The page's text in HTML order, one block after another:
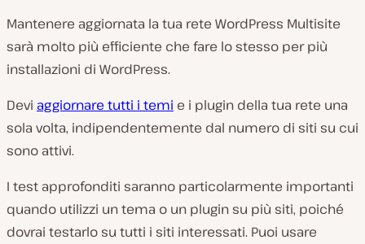
Mantenere aggiornata la tua rete WordPress Multisite
sarà molto più efficiente che fare lo stesso per più
installazioni di WordPress.
Devi aggiornare tutti i temi e i plugin della tua rete una
sola volta, indipendentemente dal numero di siti su cui
sono attivi.
I test approfonditi saranno particolarmente importanti
quando utilizzi un tema o un plugin su più siti, poiché
dovrai testarlo su tutti i siti interessati. Puoi usare